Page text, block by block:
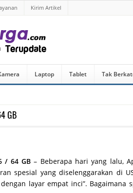
Kirim Artikel
Laptop Tablet Tak
GB
/ 64 GB– Beberapa hari yang lalu,
spesial yang diselenggarakan di
layar empat inci”. Bagaimana